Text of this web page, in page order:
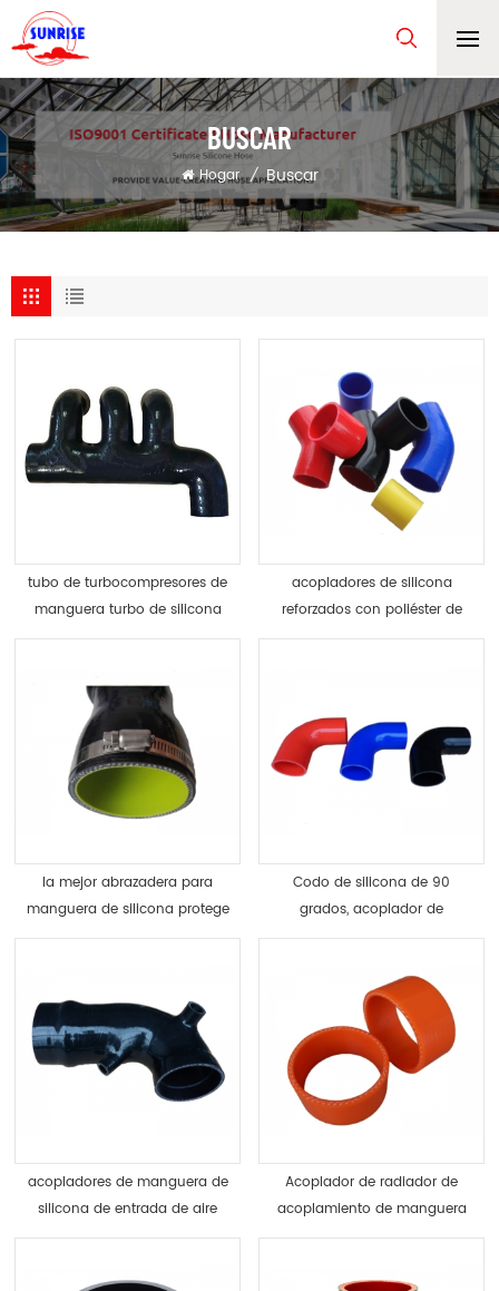
BUSCAR
Hogar / Buscar
tubo de turbocompresores de
manguera turbo de silicona
personalizada
acopladores de silicona
reforzados con poliéster de
alta temperatura
la mejor abrazadera para
manguera de silicona protege
la manguera suave
Codo de silicona de 90
grados, acoplador de
manguera, junta curva,
acopladores de manguera de
silicona de entrada de aire
frío personalizados
Acoplador de radiador de
acoplamiento de manguera
de silicona recta de alto